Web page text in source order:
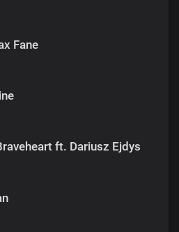
Fane
ft. Dariusz Ejdys